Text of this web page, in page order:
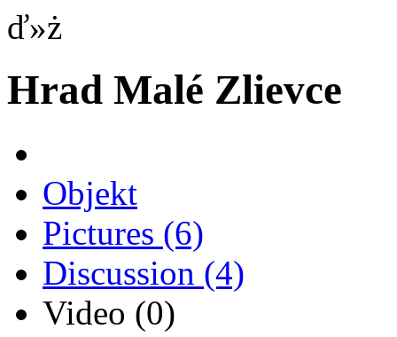
ď»ż
Hrad Malé Zlievce
Objekt
Pictures (6)
Discussion (4)
Video (0)